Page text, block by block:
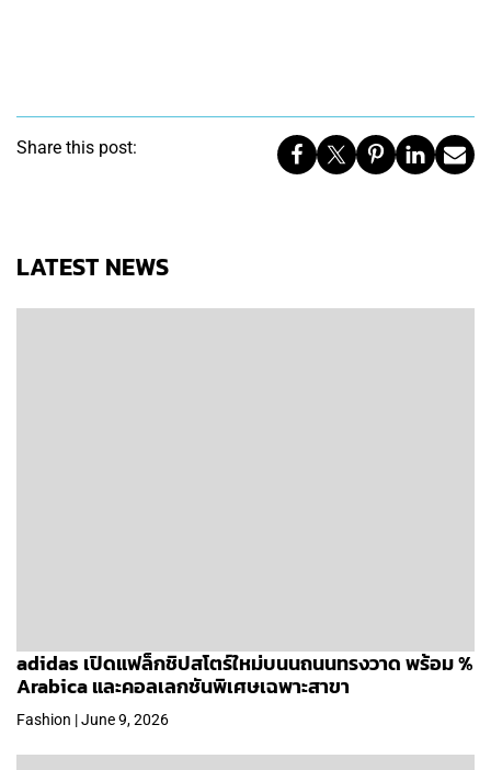
Share this post:
LATEST NEWS
adidas เปิดแฟล็กชิปสโตร์ใหม่บนนถนนทรงวาด พร้อม %
Arabica และคอลเลกชันพิเศษเฉพาะสาขา
Fashion | June 9, 2026